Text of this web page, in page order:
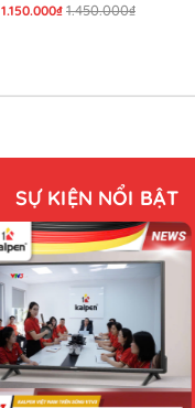
1.150.000₫ 1.450.000₫
SỰ KIỆN NỔI BẬT